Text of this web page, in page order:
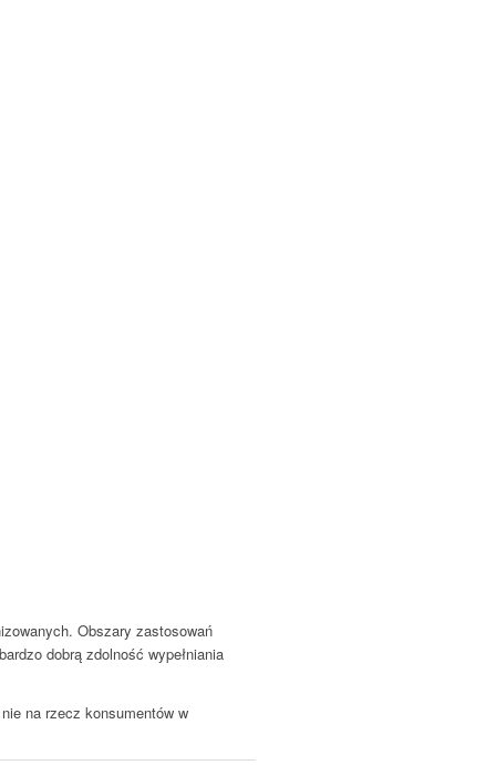
Obszary zastosowań
dobrą zdolność wypełniania
na rzecz konsumentów w